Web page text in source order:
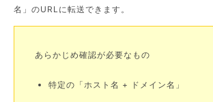
名」のURLに転送できます。
あらかじめ確認が必要なもの
特定の「ホスト名 + ドメイン名」